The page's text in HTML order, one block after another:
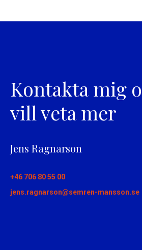
Kontakta mig
vill veta mer
Jens Ragnarson
+46 706 80 55 00
jens.ragnarson@semren-mansson.se